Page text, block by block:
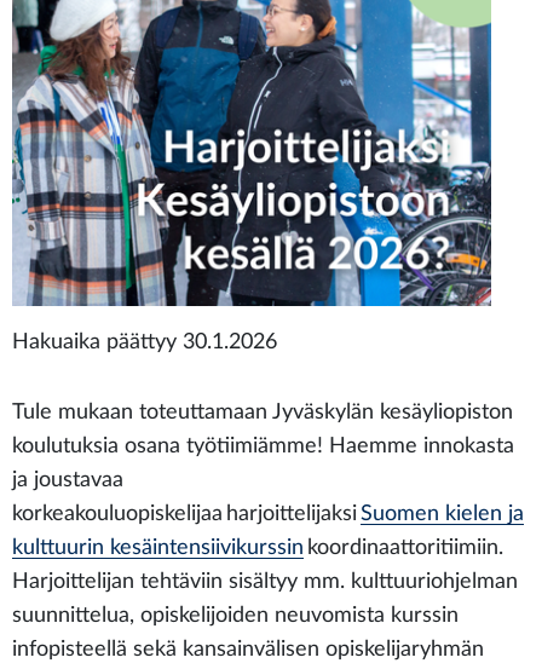
Hakuaika päättyy 30.1.2026
Tule mukaan toteuttamaan Jyväskylän kesäyliopiston
koulutuksia osana työtiimiämme! Haemme innokasta
ja joustavaa
korkeakouluopiskelijaa harjoittelijaksiSuomen kielen ja
kulttuurin kesäintensiivikurssin koordinaattoritiimiin.
Harjoittelijan tehtäviin sisältyy mm. kulttuuriohjelman
suunnittelua, opiskelijoiden neuvomista kurssin
infopisteellä sekä kansainvälisen opiskelijaryhmän